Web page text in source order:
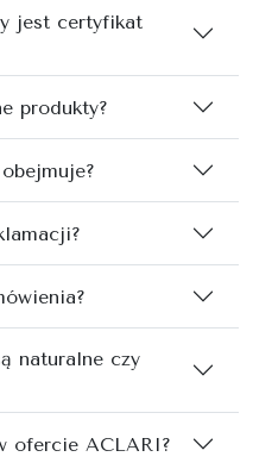
jest certyfikat
produkty?
naturalne czy
ofercie ACLARI?